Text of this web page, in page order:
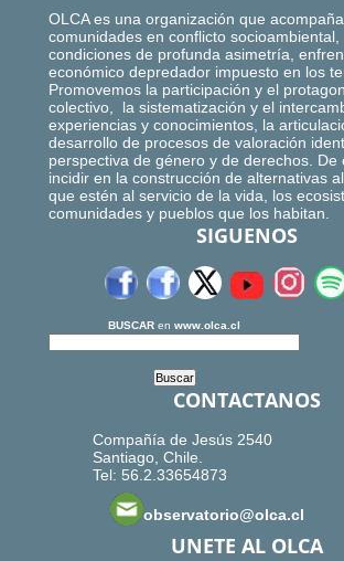
OLCA es una organización que
comunidades en conflicto socioambiental,
condiciones de profunda asimetría,
económico depredador impuesto en los
Promovemos la participación y el
colectivo, la sistematización y el
experiencias y conocimientos, la
desarrollo de procesos de valoración
perspectiva de género y de derechos. De
incidir en la construcción de alternativas
que estén al servicio de la vida, los
comunidades y pueblos que los habitan.
SIGUENOS
BUSCAR en www.olca.cl
CONTACTANOS
Compañía de Jesús 2540
Santiago, Chile.
Tel: 56.2.33654873
observatorio@olca.cl
UNETE AL OLCA